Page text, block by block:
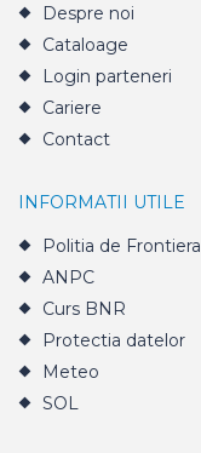
Despre noi
Cataloage
Login parteneri
Cariere
Contact
INFORMATII UTILE
Politia de Frontiera
ANPC
Curs BNR
Protectia datelor
Meteo
SOL